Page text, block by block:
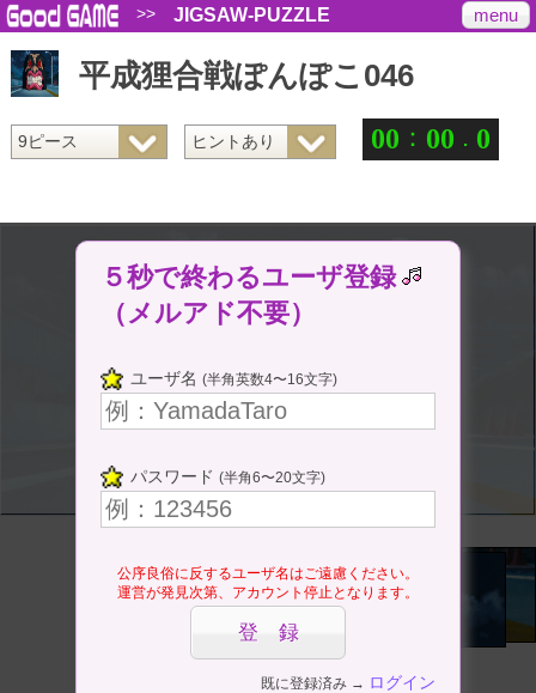
>> JIGSAW-PUZZLE menu
平成狸合戦ぽんぽこ046
00 ： 00 . 0
５秒で終わるユーザ登録
（メルアド不要）
ユーザ名 (半角英数4〜16文字)
パスワード (半角6〜20文字)
公序良俗に反するユーザ名はご遠慮ください。
運営が発見次第、アカウント停止となります。
既に登録済み → ログイン